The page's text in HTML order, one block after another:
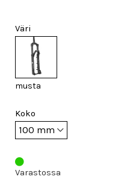
Väri
musta
Koko
Varastossa